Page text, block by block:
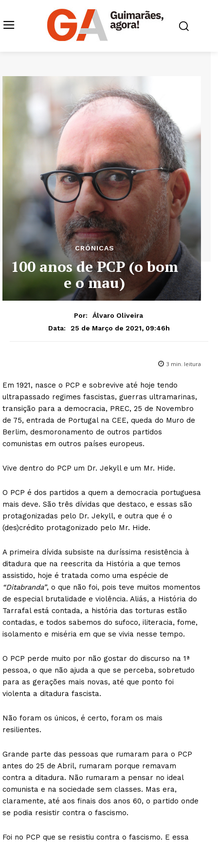
CRÓNICAS
100 anos de PCP (o bom
e o mau)
Por:
Álvaro Oliveira
Data:
25 de Março de 2021, 09:46h
3 min. leitura
Em 1921, nasce o PCP e sobrevive até hoje tendo
ultrapassado regimes fascistas, guerras ultramarinas,
transição para a democracia, PREC, 25 de Novembro
de 75, entrada de Portugal na CEE, queda do Muro de
Berlim, desmoronamento de outros partidos
comunistas em outros países europeus.
Vive dentro do PCP um Dr. Jekyll e um Mr. Hide.
O PCP é dos partidos a quem a democracia portuguesa
mais deve. São três dívidas que destaco, e essas são
protagonizadas pelo Dr. Jekyll, e outra que é o
(des)crédito protagonizado pelo Mr. Hide.
A primeira dívida subsiste na duríssima resistência à
ditadura que na reescrita da História a que temos
assistido, hoje é tratada como uma espécie de
“Ditabranda”, o que não foi, pois teve muitos momentos
de especial brutalidade e violência. Aliás, a História do
Tarrafal está contada, a história das torturas estão
contadas, e todos sabemos do sufoco, iliteracia, fome,
isolamento e miséria em que se vivia nesse tempo.
O PCP perde muito por não gostar do discurso na 1ª
pessoa, o que não ajuda a que se perceba, sobretudo
para as gerações mais novas, até que ponto foi
violenta a ditadura fascista.
Não foram os únicos, é certo, foram os mais
resilientes.
Grande parte das pessoas que rumaram para o PCP
antes do 25 de Abril, rumaram porque remavam
contra a ditadura. Não rumaram a pensar no ideal
comunista e na sociedade sem classes. Mas era,
claramente, até aos finais dos anos 60, o partido onde
se podia resistir contra o fascismo.
Foi no PCP que se resistiu contra o fascismo. E essa